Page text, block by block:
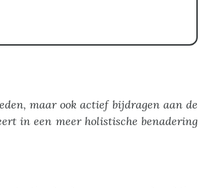
maar ook actief bijdragen aan de
in een meer holistische benadering